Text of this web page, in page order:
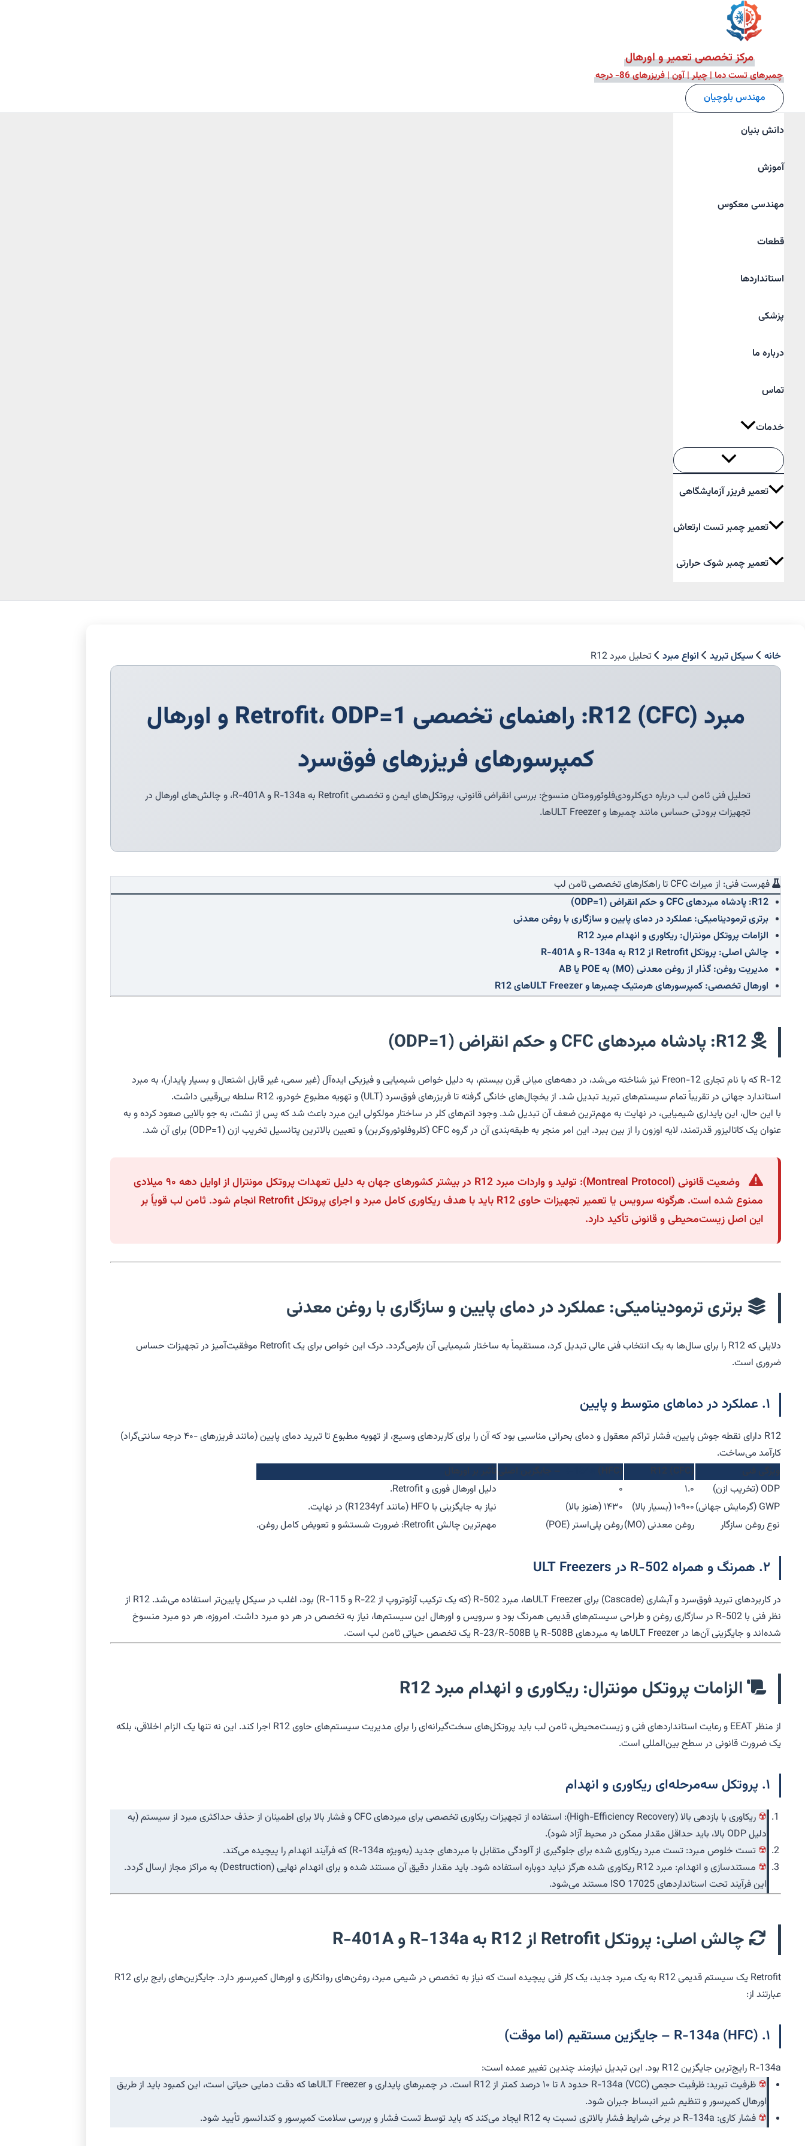
مرکز تخصصی تعمیر و اورهال
چمبرهای تست دما | چیلر | آون | فریزرهای 86- درجه
مهندس بلوچیان
دانش بنیان
آموزش
مهندسی معکوس
قطعات
استانداردها
پزشکی
درباره ما
تماس
خدمات
تعمیر فریزر آزمایشگاهی
تعمیر چمبر تست ارتعاش
تعمیر چمبر شوک حرارتی
خانه سیکل تبرید انواع مبرد تحلیل مبرد R12
مبرد R12 (CFC): راهنمای تخصصی Retrofit، ODP=1 و اورهال
کمپرسورهای فریزرهای فوق‌سرد
تحلیل فنی ثامن لب درباره دی‌کلرودی‌فلوئورومتان منسوخ: بررسی انقراض قانونی، پروتکل‌های ایمن و تخصصی Retrofit به R-134a و R-401A، و چالش‌های اورهال در
تجهیزات برودتی حساس مانند چمبرها و ULT Freezerها.
فهرست فنی: از میراث CFC تا راهکارهای تخصصی ثامن لب
R12: پادشاه مبردهای CFC و حکم انقراض (ODP=1)
برتری ترمودینامیکی: عملکرد در دمای پایین و سازگاری با روغن معدنی
الزامات پروتکل مونترال: ریکاوری و انهدام مبرد R12
چالش اصلی: پروتکل Retrofit از R12 به R-134a و R-401A
مدیریت روغن: گذار از روغن معدنی (MO) به POE یا AB
اورهال تخصصی: کمپرسورهای هرمتیک چمبرها و ULT Freezerهای R12
R12: پادشاه مبردهای CFC و حکم انقراض (ODP=1)
R-12 که با نام تجاری Freon-12 نیز شناخته می‌شد، در دهه‌های میانی قرن بیستم، به دلیل خواص شیمیایی و فیزیکی ایده‌آل (غیر سمی، غیر قابل اشتعال و بسیار پایدار)، به مبرد
استاندارد جهانی در تقریباً تمام سیستم‌های تبرید تبدیل شد. از یخچال‌های خانگی گرفته تا فریزرهای فوق‌سرد (ULT) و تهویه مطبوع خودرو، R12 سلطه بی‌رقیبی داشت.
با این حال، این پایداری شیمیایی، در نهایت به مهم‌ترین ضعف آن تبدیل شد. وجود اتم‌های کلر در ساختار مولکولی این مبرد باعث شد که پس از نشت، به جو بالایی صعود کرده و به
عنوان یک کاتالیزور قدرتمند، لایه اوزون را از بین ببرد. این امر منجر به طبقه‌بندی آن در گروه CFC (کلروفلوئوروکربن) و تعیین بالاترین پتانسیل تخریب ازن (ODP=1) برای آن شد.
وضعیت قانونی (Montreal Protocol): تولید و واردات مبرد R12 در بیشتر کشورهای جهان به دلیل تعهدات پروتکل مونترال از اوایل دهه ۹۰ میلادی
ممنوع شده است. هرگونه سرویس یا تعمیر تجهیزات حاوی R12 باید با هدف ریکاوری کامل مبرد و اجرای پروتکل Retrofit انجام شود. ثامن لب قویاً بر
این اصل زیست‌محیطی و قانونی تأکید دارد.
برتری ترمودینامیکی: عملکرد در دمای پایین و سازگاری با روغن معدنی
دلایلی که R12 را برای سال‌ها به یک انتخاب فنی عالی تبدیل کرد، مستقیماً به ساختار شیمیایی آن بازمی‌گردد. درک این خواص برای یک Retrofit موفقیت‌آمیز در تجهیزات حساس
ضروری است.
۱. عملکرد در دماهای متوسط و پایین
R12 دارای نقطه جوش پایین، فشار تراکم معقول و دمای بحرانی مناسبی بود که آن را برای کاربردهای وسیع، از تهویه مطبوع تا تبرید دمای پایین (مانند فریزرهای -۴۰ درجه سانتی‌گراد)
کارآمد می‌ساخت.
ODP (تخریب ازن)
۱.۰ ۰
دلیل اورهال فوری و Retrofit.
GWP (گرمایش جهانی)
۱۰۹۰۰ (بسیار بالا) ۱۴۳۰ (هنوز بالا)
نیاز به جایگزینی با HFO (مانند R1234yf) در نهایت.
نوع روغن سازگار
روغن معدنی (MO) روغن پلی‌استر (POE) مهم‌ترین چالش Retrofit: ضرورت شستشو و تعویض کامل روغن.
۲. همرنگ و همراه R-502 در ULT Freezers
در کاربردهای تبرید فوق‌سرد و آبشاری (Cascade) برای ULT Freezerها، مبرد R-502 (که یک ترکیب آزئوتروپ از R-22 و R-115) بود، اغلب در سیکل پایین‌تر استفاده می‌شد. R12 از
نظر فنی با R-502 در سازگاری روغن و طراحی سیستم‌های قدیمی همرنگ بود و سرویس و اورهال این سیستم‌ها، نیاز به تخصص در هر دو مبرد داشت. امروزه، هر دو مبرد منسوخ
شده‌اند و جایگزینی آن‌ها در ULT Freezerها به مبردهای R-508B یا R-23/R-508B یک تخصص حیاتی ثامن لب است.
الزامات پروتکل مونترال: ریکاوری و انهدام مبرد R12
از منظر EEAT و رعایت استانداردهای فنی و زیست‌محیطی، ثامن لب باید پروتکل‌های سخت‌گیرانه‌ای را برای مدیریت سیستم‌های حاوی R12 اجرا کند. این نه تنها یک الزام اخلاقی، بلکه
یک ضرورت قانونی در سطح بین‌المللی است.
۱. پروتکل سه‌مرحله‌ای ریکاوری و انهدام
ریکاوری با بازدهی بالا (High-Efficiency Recovery): استفاده از تجهیزات ریکاوری تخصصی برای مبردهای CFC و فشار بالا برای اطمینان از حذف حداکثری مبرد از سیستم (به
دلیل ODP بالا، باید حداقل مقدار ممکن در محیط آزاد شود).
تست خلوص مبرد: تست مبرد ریکاوری شده برای جلوگیری از آلودگی متقابل با مبردهای جدید (به‌ویژه R-134a) که فرآیند انهدام را پیچیده می‌کند.
مستندسازی و انهدام: مبرد R12 ریکاوری شده هرگز نباید دوباره استفاده شود. باید مقدار دقیق آن مستند شده و برای انهدام نهایی (Destruction) به مراکز مجاز ارسال گردد.
این فرآیند تحت استانداردهای ISO 17025 مستند می‌شود.
چالش اصلی: پروتکل Retrofit از R12 به R-134a و R-401A
Retrofit یک سیستم قدیمی R12 به یک مبرد جدید، یک کار فنی پیچیده است که نیاز به تخصص در شیمی مبرد، روغن‌های روانکاری و اورهال کمپرسور دارد. جایگزین‌های رایج برای R12
عبارتند از:
۱. R-134a (HFC) – جایگزین مستقیم (اما موقت)
R-134a رایج‌ترین جایگزین R12 بود. این تبدیل نیازمند چندین تغییر عمده است:
ظرفیت تبرید: ظرفیت حجمی (VCC) R-134a حدود ۸ تا ۱۰ درصد کمتر از R12 است. در چمبرهای پایداری و ULT Freezerها که دقت دمایی حیاتی است، این کمبود باید از طریق
اورهال کمپرسور و تنظیم شیر انبساط جبران شود.
فشار کاری: R-134a در برخی شرایط فشار بالاتری نسبت به R12 ایجاد می‌کند که باید توسط تست فشار و بررسی سلامت کمپرسور و کندانسور تأیید شود.